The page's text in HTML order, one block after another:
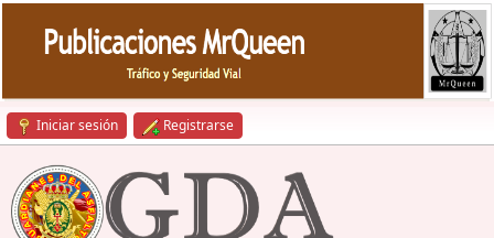
Iniciar sesión Registrarse